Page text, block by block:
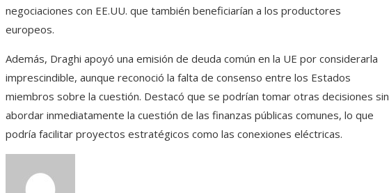
negociaciones con EE.UU. que también beneficiarían a los productores
europeos.
Además, Draghi apoyó una emisión de deuda común en la UE por considerarla
imprescindible, aunque reconoció la falta de consenso entre los Estados
miembros sobre la cuestión. Destacó que se podrían tomar otras decisiones sin
abordar inmediatamente la cuestión de las finanzas públicas comunes, lo que
podría facilitar proyectos estratégicos como las conexiones eléctricas.